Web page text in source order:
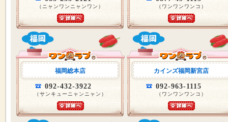
（ニャンワンニャンワン） （ワンワンワンコ）
福岡総本店
092-432-3922
（サンキューニャンニャン）
カインズ福岡新宮店
092-963-1115
（ワンワンワンコ）